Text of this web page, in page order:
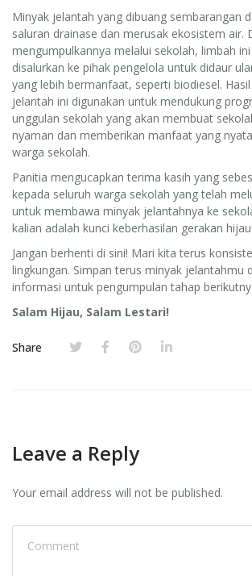
Minyak jelantah yang dibuang sembarangan
saluran drainase dan merusak ekosistem air.
mengumpulkannya melalui sekolah, limbah
disalurkan ke pihak pengelola untuk didaur
yang lebih bermanfaat, seperti biodiesel.
jelantah ini digunakan untuk mendukung
unggulan sekolah yang akan membuat
nyaman dan memberikan manfaat yang
warga sekolah.
Panitia mengucapkan terima kasih yang
kepada seluruh warga sekolah yang telah
untuk membawa minyak jelantahnya ke
kalian adalah kunci keberhasilan gerakan
Jangan berhenti di sini! Mari kita terus
lingkungan. Simpan terus minyak jelantahmu
informasi untuk pengumpulan tahap
Salam Hijau, Salam Lestari!
Share
Leave a Reply
Your email address will not be published.